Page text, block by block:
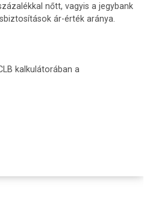
nőtt, vagyis a jegybank
ár-érték aránya.
kalkulátorában a